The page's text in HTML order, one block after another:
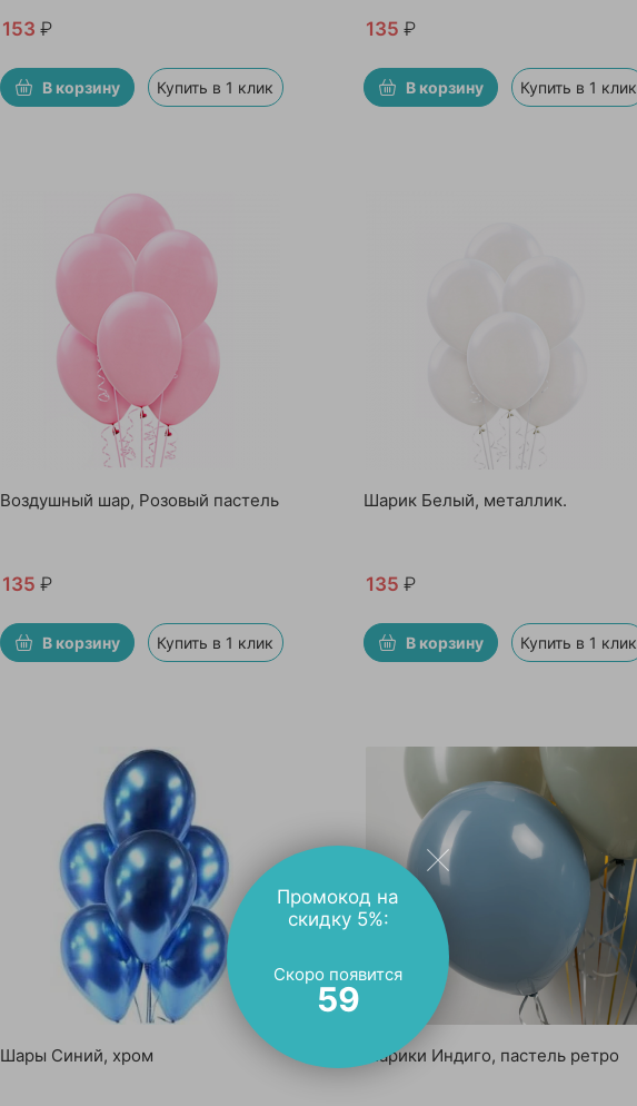
153 ₽
В корзину Купить в 1 клик
135 ₽
В корзину Купить в 1 клик
Воздушный шар, Розовый пастель
135 ₽
В корзину Купить в 1 клик
Шарик Белый, металлик.
135 ₽
В корзину Купить в 1 клик
Шары Синий, хром Шарики Индиго, пастель ретро
Промокод на
скидку 5%:
Скоро появится
57